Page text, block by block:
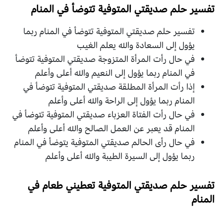
تفسير حلم صديقتي المتوفية تتوضأ في المنام
تفسير حلم صديقتي المتوفية تتوضأ في المنام ربما
يؤول إلى السعادة والله يعلم الغيب
في حال رأت المرأة المتزوجة صديقتي المتوفية تتوضأ
في المنام ربما يؤول إلى النعيم والله أعلى وأعلم
إذا رأت المرأة المطلقة صديقتي المتوفية تتوضأ في
المنام ربما يؤول إلى الراحة والله أعلى وأعلم
في حال رأت الفتاة العزباء صديقتي المتوفية تتوضأ في
المنام قد يعبر عن العمل الصالح والله أعلى وأعلم
في حال رأى الحالم صديقتي المتوفية يتوضأ في المنام
ربما يؤول إلى السيرة الطيبة والله أعلى وأعلم
تفسير حلم صديقتي المتوفية تعطيني طعام في
المنام